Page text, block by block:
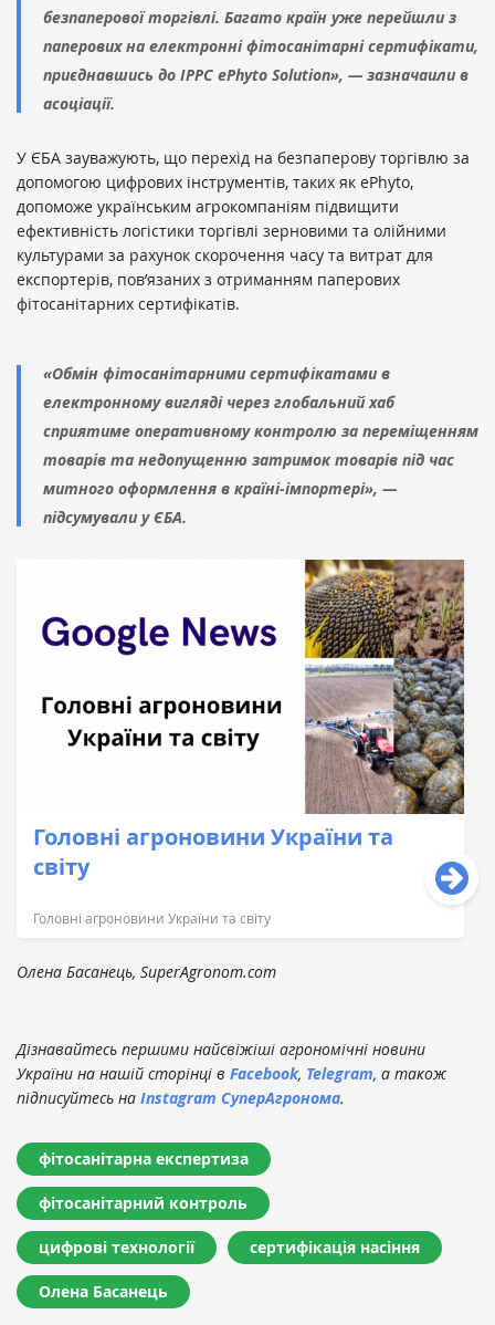
безпаперової торгівлі. Багато країн уже перейшли з
паперових на електронні фітосанітарні сертифікати,
приєднавшись до IPPC ePhyto Solution», — зазначаили в
асоціації.
У ЄБА зауважують, що перехід на безпаперову торгівлю за
допомогою цифрових інструментів, таких як ePhyto,
допоможе українським агрокомпаніям підвищити
ефективність логістики торгівлі зерновими та олійними
культурами за рахунок скорочення часу та витрат для
експортерів, пов’язаних з отриманням паперових
фітосанітарних сертифікатів.
«Обмін фітосанітарними сертифікатами в
електронному вигляді через глобальний хаб
сприятиме оперативному контролю за переміщенням
товарів та недопущенню затримок товарів під час
митного оформлення в країні-імпортері», —
підсумували у ЄБА.
Головні агроновини України та
світу
Головні агроновини України та світу
Олена Басанець, SuperAgronom.com
Дізнавайтесь першими найсвіжіші агрономічні новини
України на нашій сторінці в Facebook, Telegram, а також
підписуйтесь на Instagram СуперАгронома.
фітосанітарна експертиза
фітосанітарний контроль
цифрові технології сертифікація насіння
Олена Басанець